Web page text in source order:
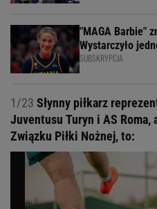
"MAGA Barbie"
Wystarczyło
SUBSKRYPCJA
1/23 Słynny piłkarz
Juventusu Turyn i AS
Związku Piłki Nożnej, to: